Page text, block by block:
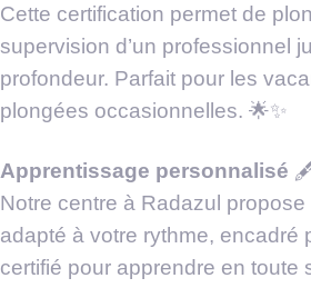
Cette certification permet de
supervision d’un professionnel
profondeur. Parfait pour les
plongées occasionnelles. 🌟✨
Apprentissage personnalisé
Notre centre à Radazul
adapté à votre rythme, encadré
certifié pour apprendre en toute